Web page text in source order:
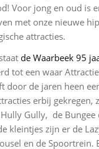
Voor jong en oud is
met onze nieuwe
attracties.
de Waarbeek 95
tot een waar
door de jaren heen
erbij gekregen,
Hully Gully, de Bungee
kleintjes zijn er de
en de Spoortrein.